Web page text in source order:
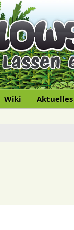
Wiki Aktuelles